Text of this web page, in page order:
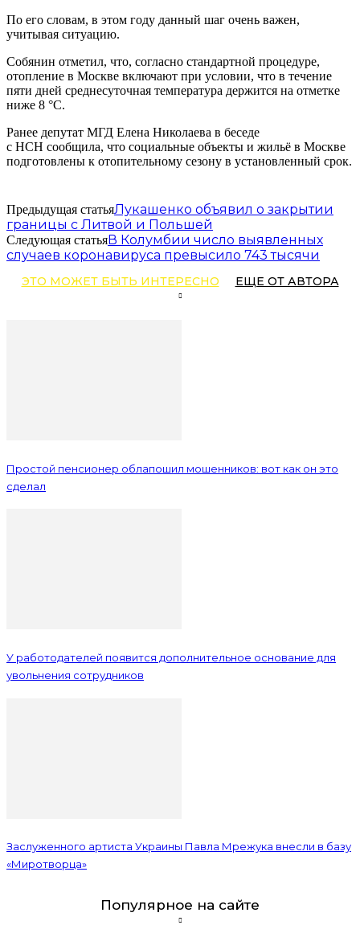
По его словам, в этом году данный шаг очень важен,
учитывая ситуацию.
Собянин отметил, что, согласно стандартной процедуре,
отопление в Москве включают при условии, что в течение
пяти дней среднесуточная температура держится на отметке
ниже 8 °С.
Ранее депутат МГД Елена Николаева в беседе
с НСН сообщила, что социальные объекты и жильё в Москве
подготовлены к отопительному сезону в установленный срок.
Предыдущая статьяЛукашенко объявил о закрытии
границы с Литвой и Польшей
Следующая статьяВ Колумбии число выявленных
случаев коронавируса превысило 743 тысячи
ЭТО МОЖЕТ БЫТЬ ИНТЕРЕСНО ЕЩЕ ОТ АВТОРА
Простой пенсионер облапошил мошенников: вот как он это
сделал
У работодателей появится дополнительное основание для
увольнения сотрудников
Заслуженного артиста Украины Павла Мрежука внесли в базу
«Миротворца»
Популярное на сайте